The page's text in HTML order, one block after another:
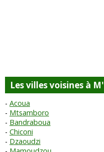
Les villes voisines à
Acoua
Mtsamboro
Bandraboua
Chiconi
Dzaoudzi